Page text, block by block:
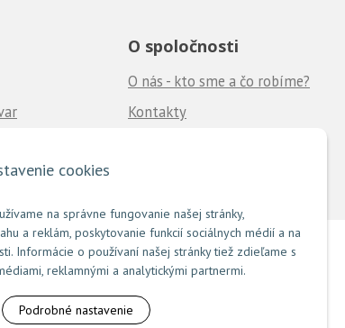
cookies
na správne fungovanie našej stránky,
a reklám, poskytovanie funkcií sociálnych médií a na
Informácie o používaní našej stránky tiež zdieľame s
reklamnými a analytickými partnermi.
Podrobné nastavenie
O spoločnosti
O nás - kto sme a čo robíme?
Kontakty
• NextShop & e-shop Pohoda Connectorby NextCom s.r.o.